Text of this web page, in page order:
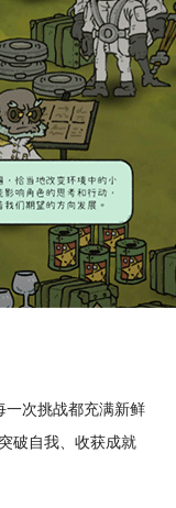
一次挑战都充满新鲜
破自我、收获成就